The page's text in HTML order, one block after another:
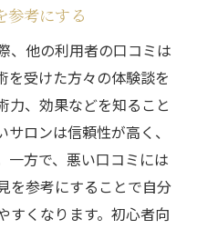
参考にする
、他の利用者の口コミは
を受けた方々の体験談を
力、効果などを知ること
ロンは信頼性が高く、
一方で、悪い口コミには
を参考にすることで自分
すくなります。初心者向